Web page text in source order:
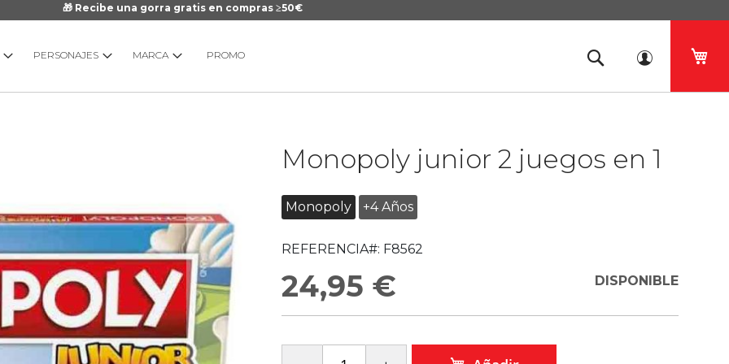
🎁 Recibe una gorra gratis en compras ≥50€
PERSONAJES MARCA PROMO
Monopoly junior 2 juegos en 1
Monopoly +4 Años
REFERENCIA#: F8562
24,95 € DISPONIBLE
imágenes